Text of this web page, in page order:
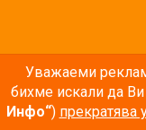
Уважаеми
бихме искали да
Инфо“) прекратява